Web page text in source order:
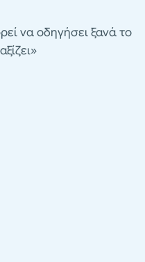
να οδηγήσει ξανά το